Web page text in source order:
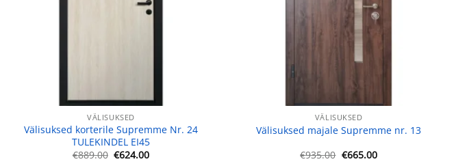
VÄLISUKSED
Välisuksed korterile Supremme Nr. 24
TULEKINDEL EI45
€889.00 Algne
€624.00Praegune
VÄLISUKSED
Välisuksed majale Supremme nr. 13
€935.00 Algne
€665.00Praegune